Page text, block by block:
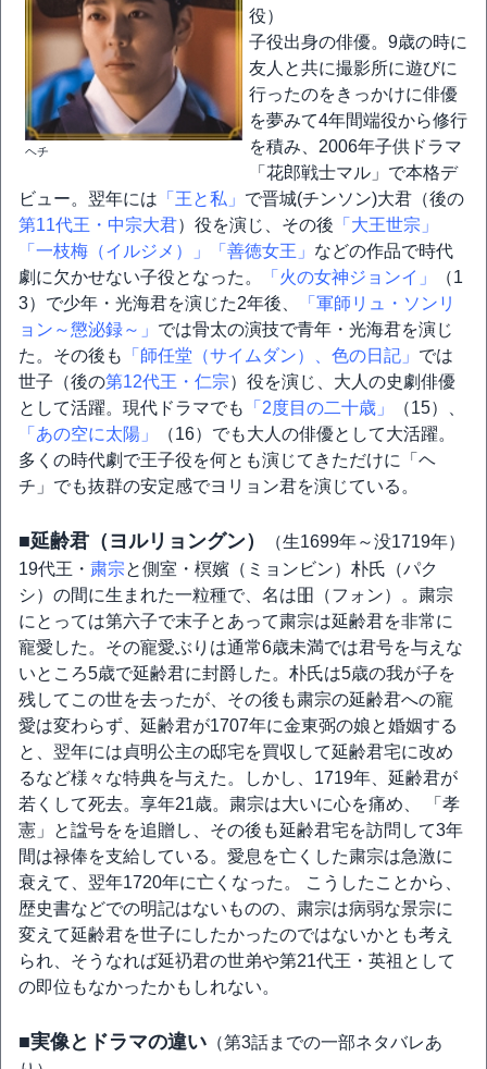
ヘチ
役）
子役出身の俳優。9歳の時に
友人と共に撮影所に遊びに
行ったのをきっかけに俳優
を夢みて4年間端役から修行
を積み、2006年子供ドラマ
「花郎戦士マル」で本格デ
ビュー。翌年には 「王と私」 で晋城(チンソン)大君（後の
第11代王・中宗大君）役を演じ、その後 「大王世宗」
「一枝梅（イルジメ）」
「善徳女王」 などの作品で時代
劇に欠かせない子役となった。
「火の女神ジョンイ」
（1
3）で少年・光海君を演じた2年後、
「軍師リュ・ソンリ
ョン～懲泌録～」 では骨太の演技で青年・光海君を演じ
た。その後も
「師任堂（サイムダン）、色の日記」 では
世子（後の第12代王・仁宗）役を演じ、大人の史劇俳優
として活躍。現代ドラマでも
「2度目の二十歳」
（15）、
「あの空に太陽」
（16）でも大人の俳優として大活躍。
多くの時代劇で王子役を何とも演じてきただけに「ヘ
チ」でも抜群の安定感でヨリョン君を演じている。
■延齢君（ヨルリョングン）
（生1699年～没1719年）
19代王・ 粛宗と側室・榠嬪（ミョンビン）朴氏（パク
シ）の間に生まれた一粒種で、名は昍（フォン）。粛宗
にとっては第六子で末子とあって粛宗は延齢君を非常に
寵愛した。その寵愛ぶりは通常6歳未満では君号を与えな
いところ5歳で延齢君に封爵した。朴氏は5歳の我が子を
残してこの世を去ったが、その後も粛宗の延齢君への寵
愛は変わらず、延齢君が1707年に金東弼の娘と婚姻する
と、翌年には貞明公主の邸宅を買収して延齢君宅に改め
るなど様々な特典を与えた。しかし、1719年、延齢君が
若くして死去。享年21歳。粛宗は大いに心を痛め、 「孝
憲」と諡号をを追贈し、その後も延齢君宅を訪問して3年
間は禄俸を支給している。愛息を亡くした粛宗は急激に
衰えて、翌年1720年に亡くなった。 こうしたことから、
歴史書などでの明記はないものの、粛宗は病弱な景宗に
変えて延齢君を世子にしたかったのではないかとも考え
られ、そうなれば延礽君の世弟や第21代王・英祖として
の即位もなかったかもしれない。
■実像とドラマの違い （第3話までの一部ネタバレあ